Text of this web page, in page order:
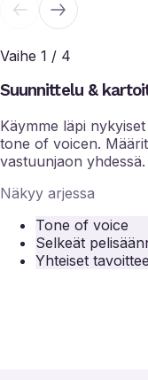
Vaihe 1 / 4
Suunnittelu &
Käymme läpi
tone of voicen.
vastuunjaon yhdessä.
Näkyy arjessa
Tone of voice
Selkeät
Yhteiset